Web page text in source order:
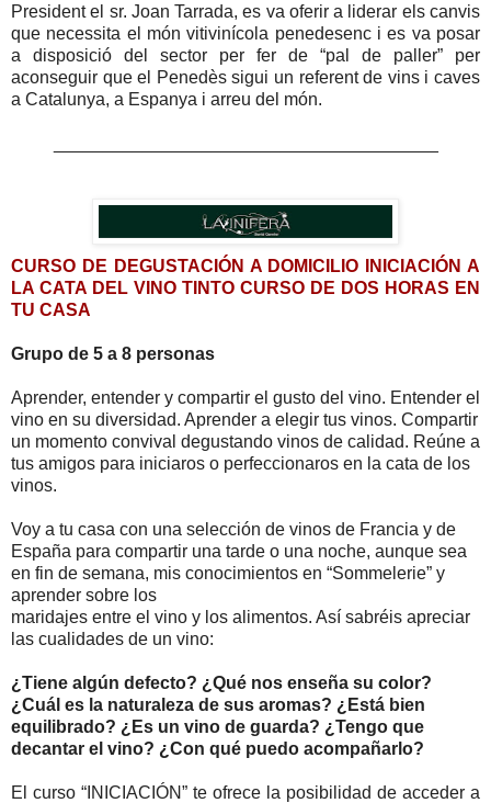
President el sr. Joan Tarrada, es va oferir a liderar els canvis
que necessita el món vitivinícola penedesenc i es va posar
a disposició del sector per fer de “pal de paller” per
aconseguir que el Penedès sigui un referent de vins i caves
a Catalunya, a Espanya i arreu del món.
CURSO DE DEGUSTACIÓN A DOMICILIO INICIACIÓN A
LA CATA DEL VINO TINTO CURSO DE DOS HORAS EN
TU CASA
Grupo de 5 a 8 personas
Aprender, entender y compartir el gusto del vino. Entender el
vino en su diversidad. Aprender a elegir tus vinos. Compartir
un momento convival degustando vinos de calidad. Reúne a
tus amigos para iniciaros o perfeccionaros en la cata de los
vinos.
Voy a tu casa con una selección de vinos de Francia y de
España para compartir una tarde o una noche, aunque sea
en fin de semana, mis conocimientos en “Sommelerie” y
aprender sobre los
maridajes entre el vino y los alimentos. Así sabréis apreciar
las cualidades de un vino:
¿Tiene algún defecto? ¿Qué nos enseña su color?
¿Cuál es la naturaleza de sus aromas? ¿Está bien
equilibrado? ¿Es un vino de guarda? ¿Tengo que
decantar el vino? ¿Con qué puedo acompañarlo?
El curso “INICIACIÓN” te ofrece la posibilidad de acceder a